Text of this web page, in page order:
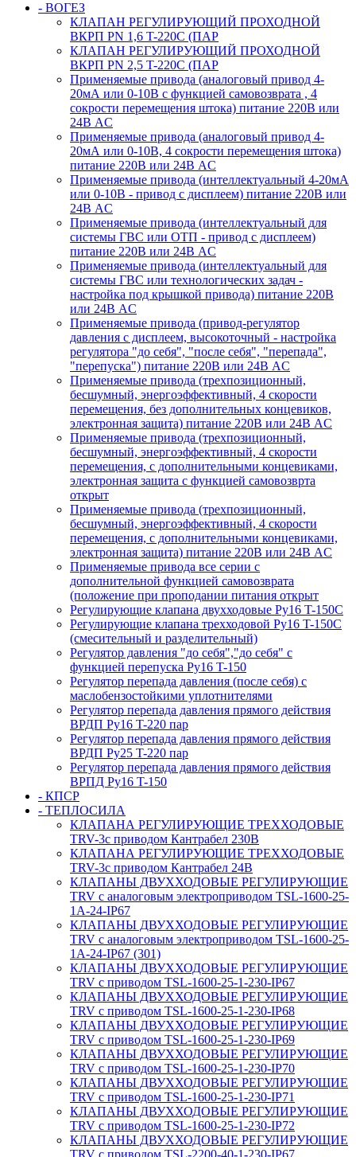
- ВОГЕЗ
КЛАПАН РЕГУЛИРУЮЩИЙ ПРОХОДНОЙ
ВКРП PN 1,6 T-220C (ПАР
КЛАПАН РЕГУЛИРУЮЩИЙ ПРОХОДНОЙ
ВКРП PN 2,5 T-220C (ПАР
Применяемые привода (аналоговый привод 4-
20мА или 0-10В с функцией самовозврата , 4
сокрости перемещения штока) питание 220В или
24В AC
Применяемые привода (аналоговый привод 4-
20мА или 0-10В, 4 сокрости перемещения штока)
питание 220В или 24В AC
Применяемые привода (интеллектуальный 4-20мА
или 0-10В - привод с дисплеем) питание 220В или
24В AC
Применяемые привода (интеллектуальный для
системы ГВС или ОТП - привод с дисплеем)
питание 220В или 24В AC
Применяемые привода (интеллектуальный для
системы ГВС или технологических задач -
настройка под крышкой привода) питание 220В
или 24В AC
Применяемые привода (привод-регулятор
давления с дисплеем, высокоточный - настройка
регулятора "до себя", "после себя", "перепада",
"перепуска") питание 220В или 24В AC
Применяемые привода (трехпозиционный,
бесшумный, энергоэффективный, 4 скорости
перемещения, без дополнительных концевиков,
электронная защита) питание 220В или 24В AC
Применяемые привода (трехпозиционный,
бесшумный, энергоэффективный, 4 скорости
перемещения, с дополнительными концевиками,
электронная защита с функцией самовозврта
открыт
Применяемые привода (трехпозиционный,
бесшумный, энергоэффективный, 4 скорости
перемещения, с дополнительными концевиками,
электронная защита) питание 220В или 24В AC
Применяемые привода все серии с
дополнительной функцией самовозврата
(положение при проподании питания открыт
Регулирующие клапана двухходовые Ру16 T-150С
Регулирующие клапана трехходовой Ру16 T-150С
(смесительный и разделительный)
Регулятор давления "до себя","до себя" с
функцией перепуска Ру16 T-150
Регулятор перепада давления (после себя) c
маслобензостойкими уплотнителями
Регулятор перепада давления прямого действия
ВРДП Ру16 T-220 пар
Регулятор перепада давления прямого действия
ВРДП Ру25 T-220 пар
Регулятор перепада давления прямого действия
ВРПД Ру16 T-150
- КПСР
- ТЕПЛОСИЛА
КЛАПАНА РЕГУЛИРУЮЩИЕ ТРЕХХОДОВЫЕ
TRV-3с приводом Кантрабел 230B
КЛАПАНА РЕГУЛИРУЮЩИЕ ТРЕХХОДОВЫЕ
TRV-3с приводом Кантрабел 24B
КЛАПАНЫ ДВУХХОДОВЫЕ РЕГУЛИРУЮЩИЕ
TRV с аналоговым электроприводом TSL-1600-25-
1А-24-IP67
КЛАПАНЫ ДВУХХОДОВЫЕ РЕГУЛИРУЮЩИЕ
TRV с аналоговым электроприводом TSL-1600-25-
1А-24-IP67 (301)
КЛАПАНЫ ДВУХХОДОВЫЕ РЕГУЛИРУЮЩИЕ
TRV с приводом TSL-1600-25-1-230-IP67
КЛАПАНЫ ДВУХХОДОВЫЕ РЕГУЛИРУЮЩИЕ
TRV с приводом TSL-1600-25-1-230-IP68
КЛАПАНЫ ДВУХХОДОВЫЕ РЕГУЛИРУЮЩИЕ
TRV с приводом TSL-1600-25-1-230-IP69
КЛАПАНЫ ДВУХХОДОВЫЕ РЕГУЛИРУЮЩИЕ
TRV с приводом TSL-1600-25-1-230-IP70
КЛАПАНЫ ДВУХХОДОВЫЕ РЕГУЛИРУЮЩИЕ
TRV с приводом TSL-1600-25-1-230-IP71
КЛАПАНЫ ДВУХХОДОВЫЕ РЕГУЛИРУЮЩИЕ
TRV с приводом TSL-1600-25-1-230-IP72
КЛАПАНЫ ДВУХХОДОВЫЕ РЕГУЛИРУЮЩИЕ
TRV с приводом TSL-2200-40-1-230-IP67